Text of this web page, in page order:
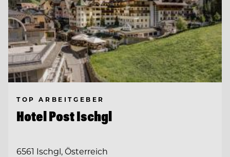
TOP ARBEITGEBER
Hotel Post Ischgl
6561 Ischgl, Österreich